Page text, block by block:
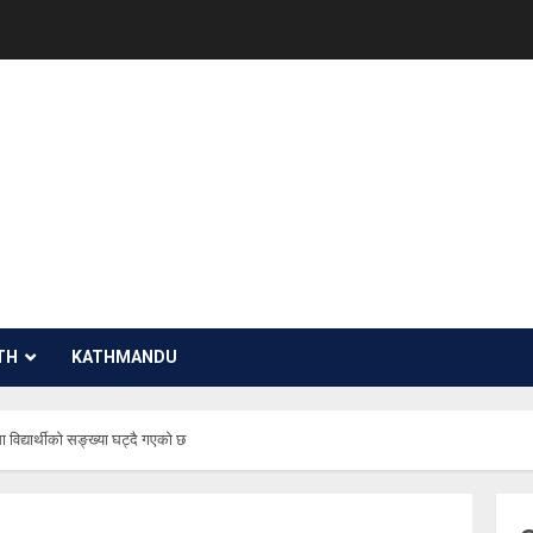
KATHMANDU
विद्यार्थीको सङ्ख्या घट्दै गएको छ